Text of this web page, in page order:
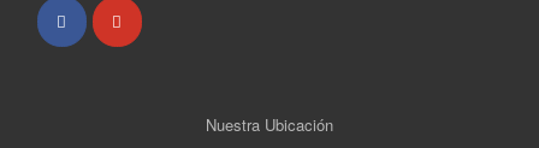
Nuestra Ubicación